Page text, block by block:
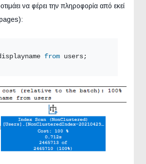
να φέρει την πληροφορία από εκεί
from users;